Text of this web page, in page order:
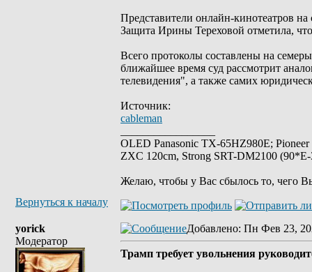
Представители онлайн-кинотеатров
Защита Ирины Тереховой отметила,
Всего протоколы составлены на
ближайшее время суд рассмотрит
телевидения", а также самих
Источник:
cableman
OLED Panasonic TX-65HZ980E;
ZXC 120cm, Strong SRT-DM2100
Желаю, чтобы у Вас сбылось то, чего
Вернуться к началу
yorick
Модератор
Добавлено: Пн Фев 23,
Трамп требует увольнения